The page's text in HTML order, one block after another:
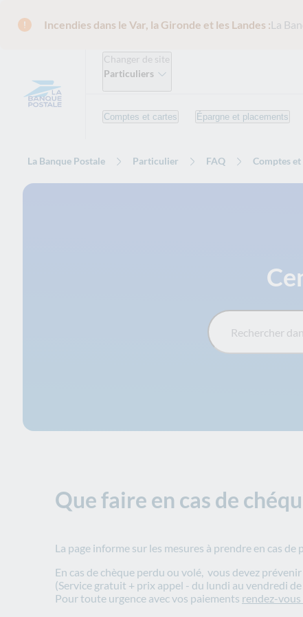
Incendies dans le Var, la Gironde et les Landes :La
Changer de site
Particuliers
Comptes et cartes Épargne et placements
La Banque Postale Particulier FAQ Comptes
Rechercher dans la
Que faire en cas de
La page informe sur les mesures à prendre en cas
En cas de chèque perdu ou volé, vous devez
(Service gratuit + prix appel - du lundi au vendredi
Pour toute urgence avec vos paiements rendez-vous